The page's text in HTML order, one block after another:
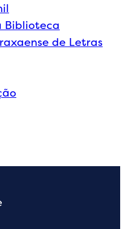
Biblioteca
de Letras